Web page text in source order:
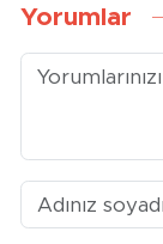
Yorumlar